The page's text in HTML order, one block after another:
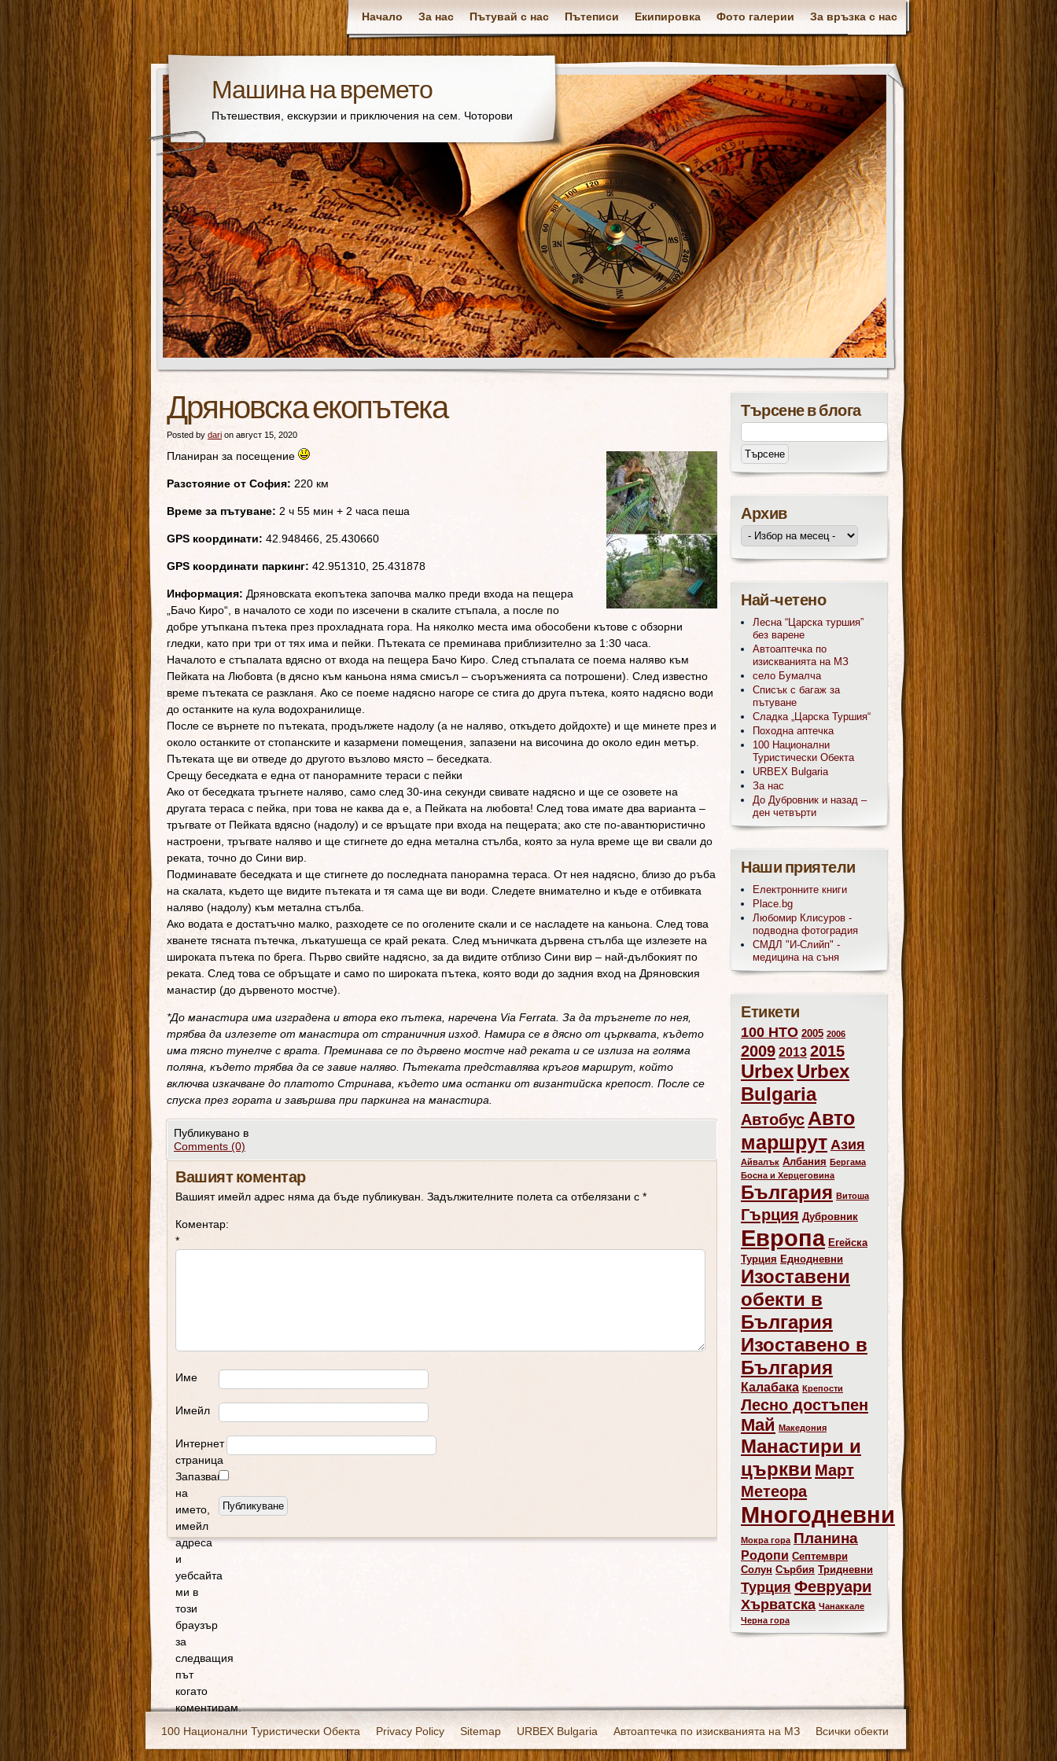
Начало За нас Пътувай с нас Пътеписи Екипировка Фото галерии За връзка с нас
Машина на времето
Пътешествия, екскурзии и приключения на сем. Чоторови
Дряновска екопътека
Posted by dari on август 15, 2020
Планиран за посещение
Разстояние от София: 220 км
Време за пътуване: 2 ч 55 мин + 2 часа пеша
GPS координати: 42.948466, 25.430660
GPS координати паркинг: 42.951310, 25.431878
Информация: Дряновската екопътека започва малко преди входа на пещера
„Бачо Киро“, в началото се ходи по изсечени в скалите стъпала, а после по
добре утъпкана пътека през прохладната гора. На няколко места има обособени кътове с обзорни
гледки, като при три от тях има и пейки. Пътеката се преминава приблизително за 1:30 часа.
Началото е стъпалата вдясно от входа на пещера Бачо Киро. След стъпалата се поема наляво към
Пейката на Любовта (в дясно към каньона няма смисъл – съоръженията са потрошени). След известно
време пътеката се разкланя. Ако се поеме надясно нагоре се стига до друга пътека, която надясно води
до останките на кула водохранилище.
После се върнете по пътеката, продължете надолу (а не наляво, откъдето дойдохте) и ще минете през и
около останките от стопанските и казармени помещения, запазени на височина до около един метър.
Пътеката ще ви отведе до другото възлово място – беседката.
Срещу беседката е една от панорамните тераси с пейки
Ако от беседката тръгнете наляво, само след 30-ина секунди свивате надясно и ще се озовете на
другата тераса с пейка, при това не каква да е, а Пейката на любовта! След това имате два варианта –
тръгвате от Пейката вдясно (надолу) и се връщате при входа на пещерата; ако сте по-авантюристично
настроени, тръгвате наляво и ще стигнете до една метална стълба, която за нула време ще ви свали до
реката, точно до Сини вир.
Подминавате беседката и ще стигнете до последната панорамна тераса. От нея надясно, близо до ръба
на скалата, където ще видите пътеката и тя сама ще ви води. Следете внимателно и къде е отбивката
наляво (надолу) към метална стълба.
Ако водата е достатъчно малко, разходете се по оголените скали и се насладете на каньона. След това
хванете тясната пътечка, лъкатушеща се край реката. След мъничката дървена стълба ще излезете на
широката пътека по брега. Първо свийте надясно, за да видите отблизо Сини вир – най-дълбокият по
реката. След това се обръщате и само по широката пътека, която води до задния вход на Дряновския
манастир (до дървеното мостче).
*До манастира има изградена и втора еко пътека, наречена Via Ferrata. За да тръгнете по нея,
трябва да излезете от манастира от страничния изход. Намира се в дясно от църквата, където
има тясно тунелче с врата. Преминава се по дървено мостче над реката и се излиза на голяма
поляна, където трябва да се завие наляво. Пътеката представлява кръгов маршрут, който
включва изкачване до платото Стринава, където има останки от византийска крепост. После се
спуска през гората и завършва при паркинга на манастира.
Публикувано в
Comments (0)
Вашият коментар
Вашият имейл адрес няма да бъде публикуван. Задължителните полета са отбелязани с *
Коментар:
*
Име
Имейл
Интернет
страница
Запазване
на
името,
имейл
адреса
и
уебсайта
ми в
този
браузър
за
следващия
път
когато
коментирам.
Търсене в блога
Архив
Най-четено
Лесна “Царска туршия”
без варене
Автоаптечка по
изискванията на МЗ
село Бумалча
Списък с багаж за
пътуване
Сладка „Царска Туршия“
Походна аптечка
100 Национални
Туристически Обекта
URBEX Bulgaria
За нас
До Дубровник и назад –
ден четвърти
Наши приятели
Електронните книги
Place.bg
Любомир Клисуров -
подводна фотоградия
СМДЛ "И-Слийп" -
медицина на съня
Етикети
100 НТО 2005 2006
2009 2013 2015
UrbexUrbex
Bulgaria
Автобус Авто
маршрут Азия
Айвалък Албания Бергама
Босна и Херцеговина
България Витоша
Гърция Дубровник
Европа Егейска
Турция Еднодневни
Изоставени
обекти в
България
Изоставено в
България
Калабака Крепости
Лесно достъпен
Май Македония
Манастири и
църкви Март
Метеора
Многодневни
Мокра гора Планина
Родопи Септември
Солун Сърбия Тридневни
Турция Февруари
Хърватска Чанаккале
Черна гора
100 Национални Туристически Обекта Privacy Policy Sitemap URBEX Bulgaria Автоаптечка по изискванията на МЗ Всички обекти